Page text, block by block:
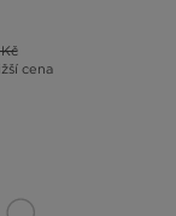
cena